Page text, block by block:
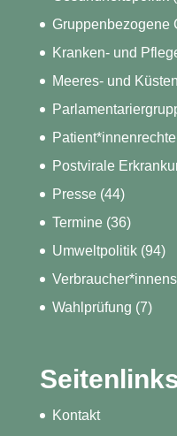
Gruppenbezogene
Kranken- und
Meeres- und
Patient*innenrechte
Postvirale
Presse(44)
Termine(36)
Umweltpolitik(94)
Wahlprüfung (7)
Kontakt